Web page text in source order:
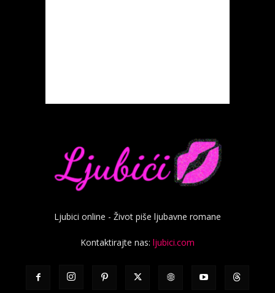
Ljubici online - Život piše ljubavne romane
Kontaktirajte nas: ljubici.com